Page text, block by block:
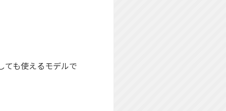
ても使えるモデルで